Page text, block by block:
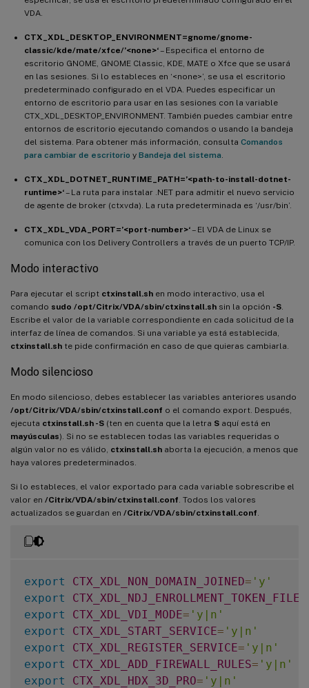
VDA.
CTX_XDL_DESKTOP_ENVIRONMENT=gnome/gnome-
classic/kde/mate/xfce/’<none>‘– Especifica el entorno de
escritorio GNOME, GNOME Classic, KDE, MATE o Xfce que se usará
en las sesiones. Si lo estableces en ‘<none>’, se usa el escritorio
predeterminado configurado en el VDA. Puedes especificar un
entorno de escritorio para usar en las sesiones con la variable
CTX_XDL_DESKTOP_ENVIRONMENT. También puedes cambiar entre
entornos de escritorio ejecutando comandos o usando la bandeja
del sistema. Para obtener más información, consulta Comandos
para cambiar de escritorio y Bandeja del sistema
CTX_XDL_DOTNET_RUNTIME_PATH=’<path-to-install-dotnet-
runtime>‘– La ruta para instalar .NET para admitir el nuevo servicio
de agente de broker (ctxvda). La ruta predeterminada es ‘/usr/bin’.
CTX_XDL_VDA_PORT=’<port-number>‘– El VDA de Linux se
comunica con los Delivery Controllers a través de un puerto TCP/IP.
Modo interactivo
Para ejecutar el script ctxinstall.sh en modo interactivo, usa el
comando sudo /opt/Citrix/VDA/sbin/ctxinstall.sh sin la opción -S
Escribe el valor de la variable correspondiente en cada solicitud de la
interfaz de línea de comandos. Si una variable ya está establecida,
ctxinstall.sh te pide confirmación en caso de que quieras cambiarla.
Modo silencioso
En modo silencioso, debes establecer las variables anteriores usando
/opt/Citrix/VDA/sbin/ctxinstall.conf o el comando export. Después,
ejecuta ctxinstall.sh -S (ten en cuenta que la letra S aquí está en
mayúsculas). Si no se establecen todas las variables requeridas o
algún valor no es válido, ctxinstall.sh aborta la ejecución, a menos que
haya valores predeterminados.
Si lo estableces, el valor exportado para cada variable sobrescribe el
valor en /Citrix/VDA/sbin/ctxinstall.conf . Todos los valores
actualizados se guardan en /Citrix/VDA/sbin/ctxinstall.conf
export CTX_XDL_NON_DOMAIN_JOINED= 'y'
export
CTX_XDL_NDJ_ENROLLMENT_TOKEN_FILE
export
CTX_XDL_VDI_MODE= 'y|n'
export
CTX_XDL_START_SERVICE= 'y|n'
export
CTX_XDL_REGISTER_SERVICE= 'y|n'
export
CTX_XDL_ADD_FIREWALL_RULES= 'y|n'
export
CTX_XDL_HDX_3D_PRO= 'y|n'